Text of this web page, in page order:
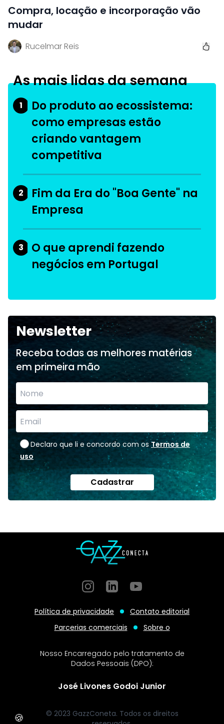
Compra, locação e incorporação vão
mudar
Rucelmar Reis
As mais lidas da semana
1
Do produto ao ecossistema:
como empresas estão
criando vantagem
competitiva
2
Fim da Era do "Boa Gente" na
Empresa
3
O que aprendi fazendo
negócios em Portugal
Newsletter
Receba todas as melhores matérias
em primeira mão
Declaro que li e concordo com os Termos de
uso
Cadastrar
InstagramGitHubGitHub
Política de privacidade
Contato editorial
Parcerias comerciais
Sobre o
Nosso Encarregado pelo tratamento de
Dados Pessoais (DPO):
José Livones Godoi Junior
© 2023 GazzConeta. Todos os direitos
🍪